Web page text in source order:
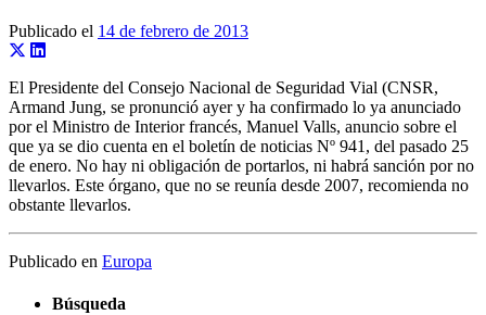
Publicado el 14 de febrero de 2013
El Presidente del Consejo Nacional de Seguridad Vial (CNSR,
Armand Jung, se pronunció ayer y ha confirmado lo ya anunciado
por el Ministro de Interior francés, Manuel Valls, anuncio sobre el
que ya se dio cuenta en el boletín de noticias Nº 941, del pasado 25
de enero. No hay ni obligación de portarlos, ni habrá sanción por no
llevarlos. Este órgano, que no se reunía desde 2007, recomienda no
obstante llevarlos.
Publicado en Europa
Búsqueda